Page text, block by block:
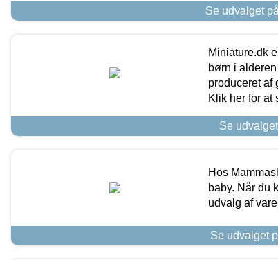
Se udvalget
Miniature.dk
børn i
produceret af
Klik her for at
Se
Hos
baby. Når du
udvalg af
Se udvalget